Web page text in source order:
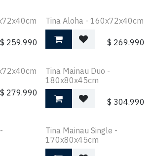
$ 259.990
Tina Aloha - 160x72x40cm
$ 269.990
$ 279.990
Tina Mainau Duo -
180x80x45cm
$ 304.990
Tina Mainau Single -
170x80x45cm